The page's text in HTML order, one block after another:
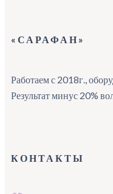
«САРАФАН»
Работаем с 2018г.,
Результат минус 20%
КОНТАКТЫ